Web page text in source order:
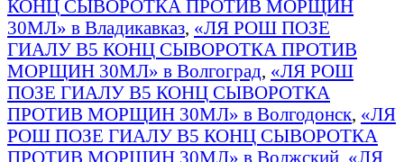
КОНЦ СЫВОРОТКА ПРОТИВ МОРЩИН
30МЛ» в Владикавказ, «ЛЯ РОШ ПОЗЕ
ГИАЛУ B5 КОНЦ СЫВОРОТКА ПРОТИВ
МОРЩИН 30МЛ» в Волгоград, «ЛЯ РОШ
ПОЗЕ ГИАЛУ B5 КОНЦ СЫВОРОТКА
ПРОТИВ МОРЩИН 30МЛ» в Волгодонск, «ЛЯ
РОШ ПОЗЕ ГИАЛУ B5 КОНЦ СЫВОРОТКА
ПРОТИВ МОРЩИН 30МЛ» в Волжский, «ЛЯ